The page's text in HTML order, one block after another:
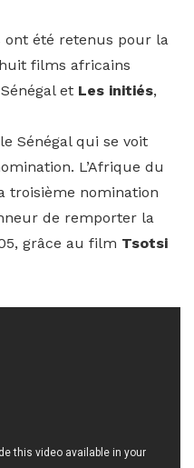
été retenus pour la
films africains
et Les initiés,
Sénégal qui se voit
L’Afrique du
troisième nomination
de remporter la
grâce au film Tsotsi